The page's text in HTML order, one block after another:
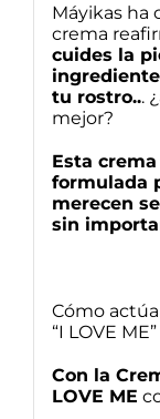
Máyikas ha
crema
cuides la
tu rostro...
mejor?
Esta
formulada
merecen
sin
Cómo actúa
“I LOVE ME”
Con la
LOVE ME